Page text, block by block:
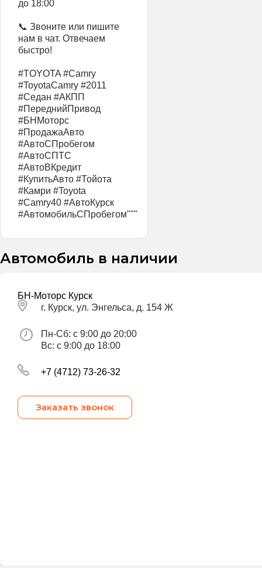
до 18:00
📞 Звоните или пишите
нам в чат. Отвечаем
быстро!
#TOYOTA #Camry
#ToyotaCamry #2011
#Седан #АКПП
#ПереднийПривод
#БНМоторс
#ПродажаАвто
#АвтоСПробегом
#АвтоСПТС
#АвтоВКредит
#КупитьАвто #Тойота
#Камри #Toyota
#Camry40 #АвтоКурск
#АвтомобильСПробегом"""
Автомобиль в наличии
БН-Моторс Курск
г. Курск, ул. Энгельса, д. 154 Ж
Пн-Сб: с 9:00 до 20:00
Вс: с 9:00 до 18:00
+7 (4712) 73-26-32
Заказать звонок